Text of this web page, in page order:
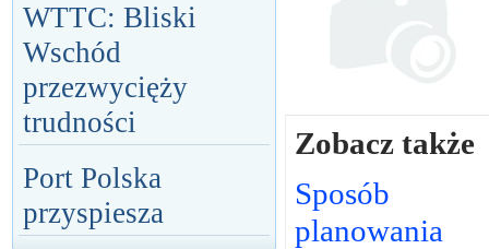
WTTC: Bliski
Wschód
przezwycięży
trudności
Port Polska
przyspiesza
Zobacz także
Sposób
planowania